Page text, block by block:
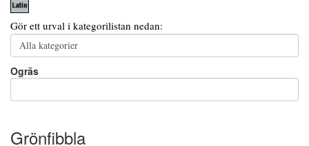
Gör ett urval i kategorilistan nedan:
Ogräs
Grönfibbla